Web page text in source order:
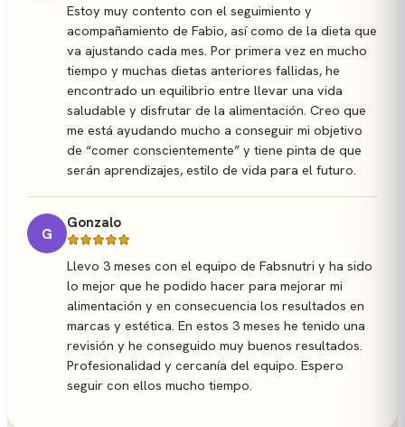
Estoy muy contento con el seguimiento y
acompañamiento de Fabio, así como de la dieta que
va ajustando cada mes. Por primera vez en mucho
tiempo y muchas dietas anteriores fallidas, he
encontrado un equilibrio entre llevar una vida
saludable y disfrutar de la alimentación. Creo que
me está ayudando mucho a conseguir mi objetivo
de “comer conscientemente” y tiene pinta de que
serán aprendizajes, estilo de vida para el futuro.
G
Gonzalo
Llevo 3 meses con el equipo de Fabsnutri y ha sido
lo mejor que he podido hacer para mejorar mi
alimentación y en consecuencia los resultados en
marcas y estética. En estos 3 meses he tenido una
revisión y he conseguido muy buenos resultados.
Profesionalidad y cercanía del equipo. Espero
seguir con ellos mucho tiempo.